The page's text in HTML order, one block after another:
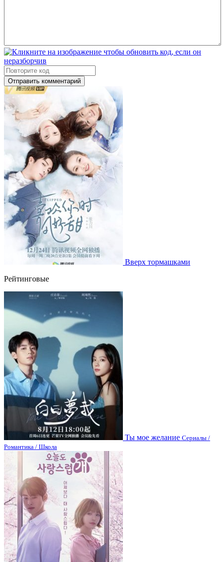
Отправить комментарий
Вверх тормашками
Рейтинговые
Ты мое желание Сериалы /
Романтика / Школа